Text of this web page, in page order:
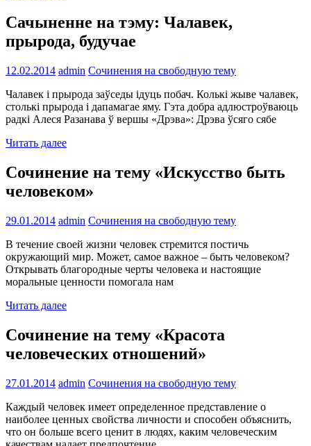
Сачыненне на тэму: Чалавек,
прырода, будучае
12.02.2014 admin Сочинения на свободную тему
Чалавек і прырода заўседы ідуць побач. Колькі жыве чалавек,
столькі прырода і дапамагае яму. Гэта добра адлюстроўваюць
радкі Алеся Разанава ў вершы «Дрэва»: Дрэва ўсяго сябе
Читать далее
Сочинение на тему «Искусство быть
человеком»
29.01.2014 admin Сочинения на свободную тему
В течение своей жизни человек стремится постичь
окружающий мир. Может, самое важное – быть человеком?
Открывать благородные черты человека и настоящие
моральные ценности помогала нам
Читать далее
Сочинение на тему «Красота
человеческих отношений»
27.01.2014 admin Сочинения на свободную тему
Каждый человек имеет определенное представление о
наиболее ценных свойства личности и способен объяснить,
что он больше всего ценит в людях, каким человеческим